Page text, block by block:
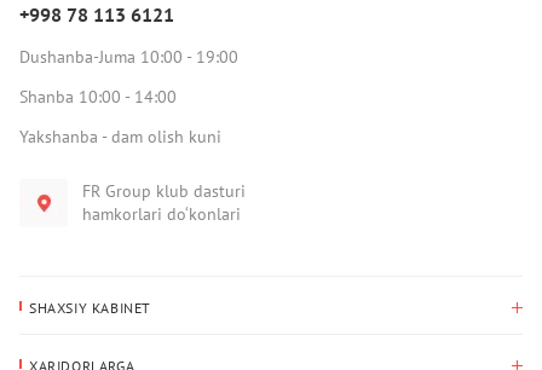
+998 78 113 6121
Dushanba-Juma 10:00 - 19:00
Shanba 10:00 - 14:00
Yakshanba - dam olish kuni
FR Group klub dasturi
hamkorlari do‘konlari
SHAXSIY KABINET
XARIDORLARGA